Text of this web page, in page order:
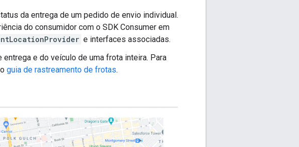
da entrega de um pedido de envio individual.
do consumidor com o SDK Consumer em
e interfaces associadas.
e do veículo de uma frota inteira. Para
guia de rastreamento de frotas.